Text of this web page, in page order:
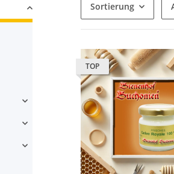
Sortierung
TOP